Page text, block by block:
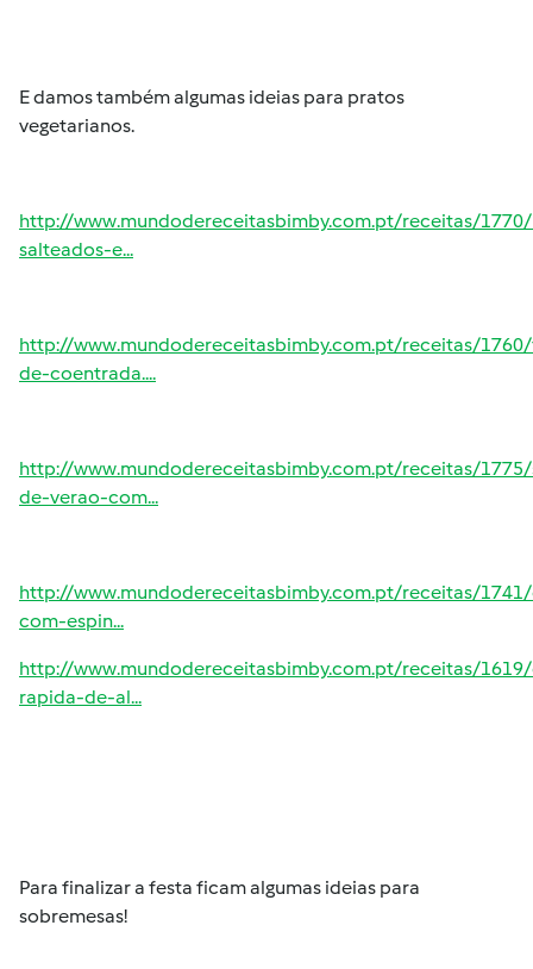
E damos também algumas ideias para pratos
vegetarianos.
http://www.mundodereceitasbimby.com.pt/receitas/
salteados-e...
http://www.mundodereceitasbimby.com.pt/receitas/
de-coentrada....
http://www.mundodereceitasbimby.com.pt/receitas/
de-verao-com...
http://www.mundodereceitasbimby.com.pt/receitas/
com-espin...
http://www.mundodereceitasbimby.com.pt/receitas/
rapida-de-al...
Para finalizar a festa ficam algumas ideias para
sobremesas!